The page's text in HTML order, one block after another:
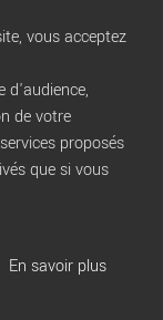
vous acceptez
d'audience,
de votre
proposés
que si vous
En savoir plus